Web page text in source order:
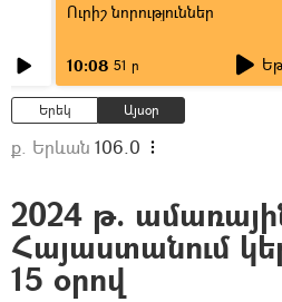
Ուրիշ նորություններ
10:08 51 ր
Երեկ Այսօր
ք. Երևան 106.0
2024 թ.
Հայաստանում
15 օրով